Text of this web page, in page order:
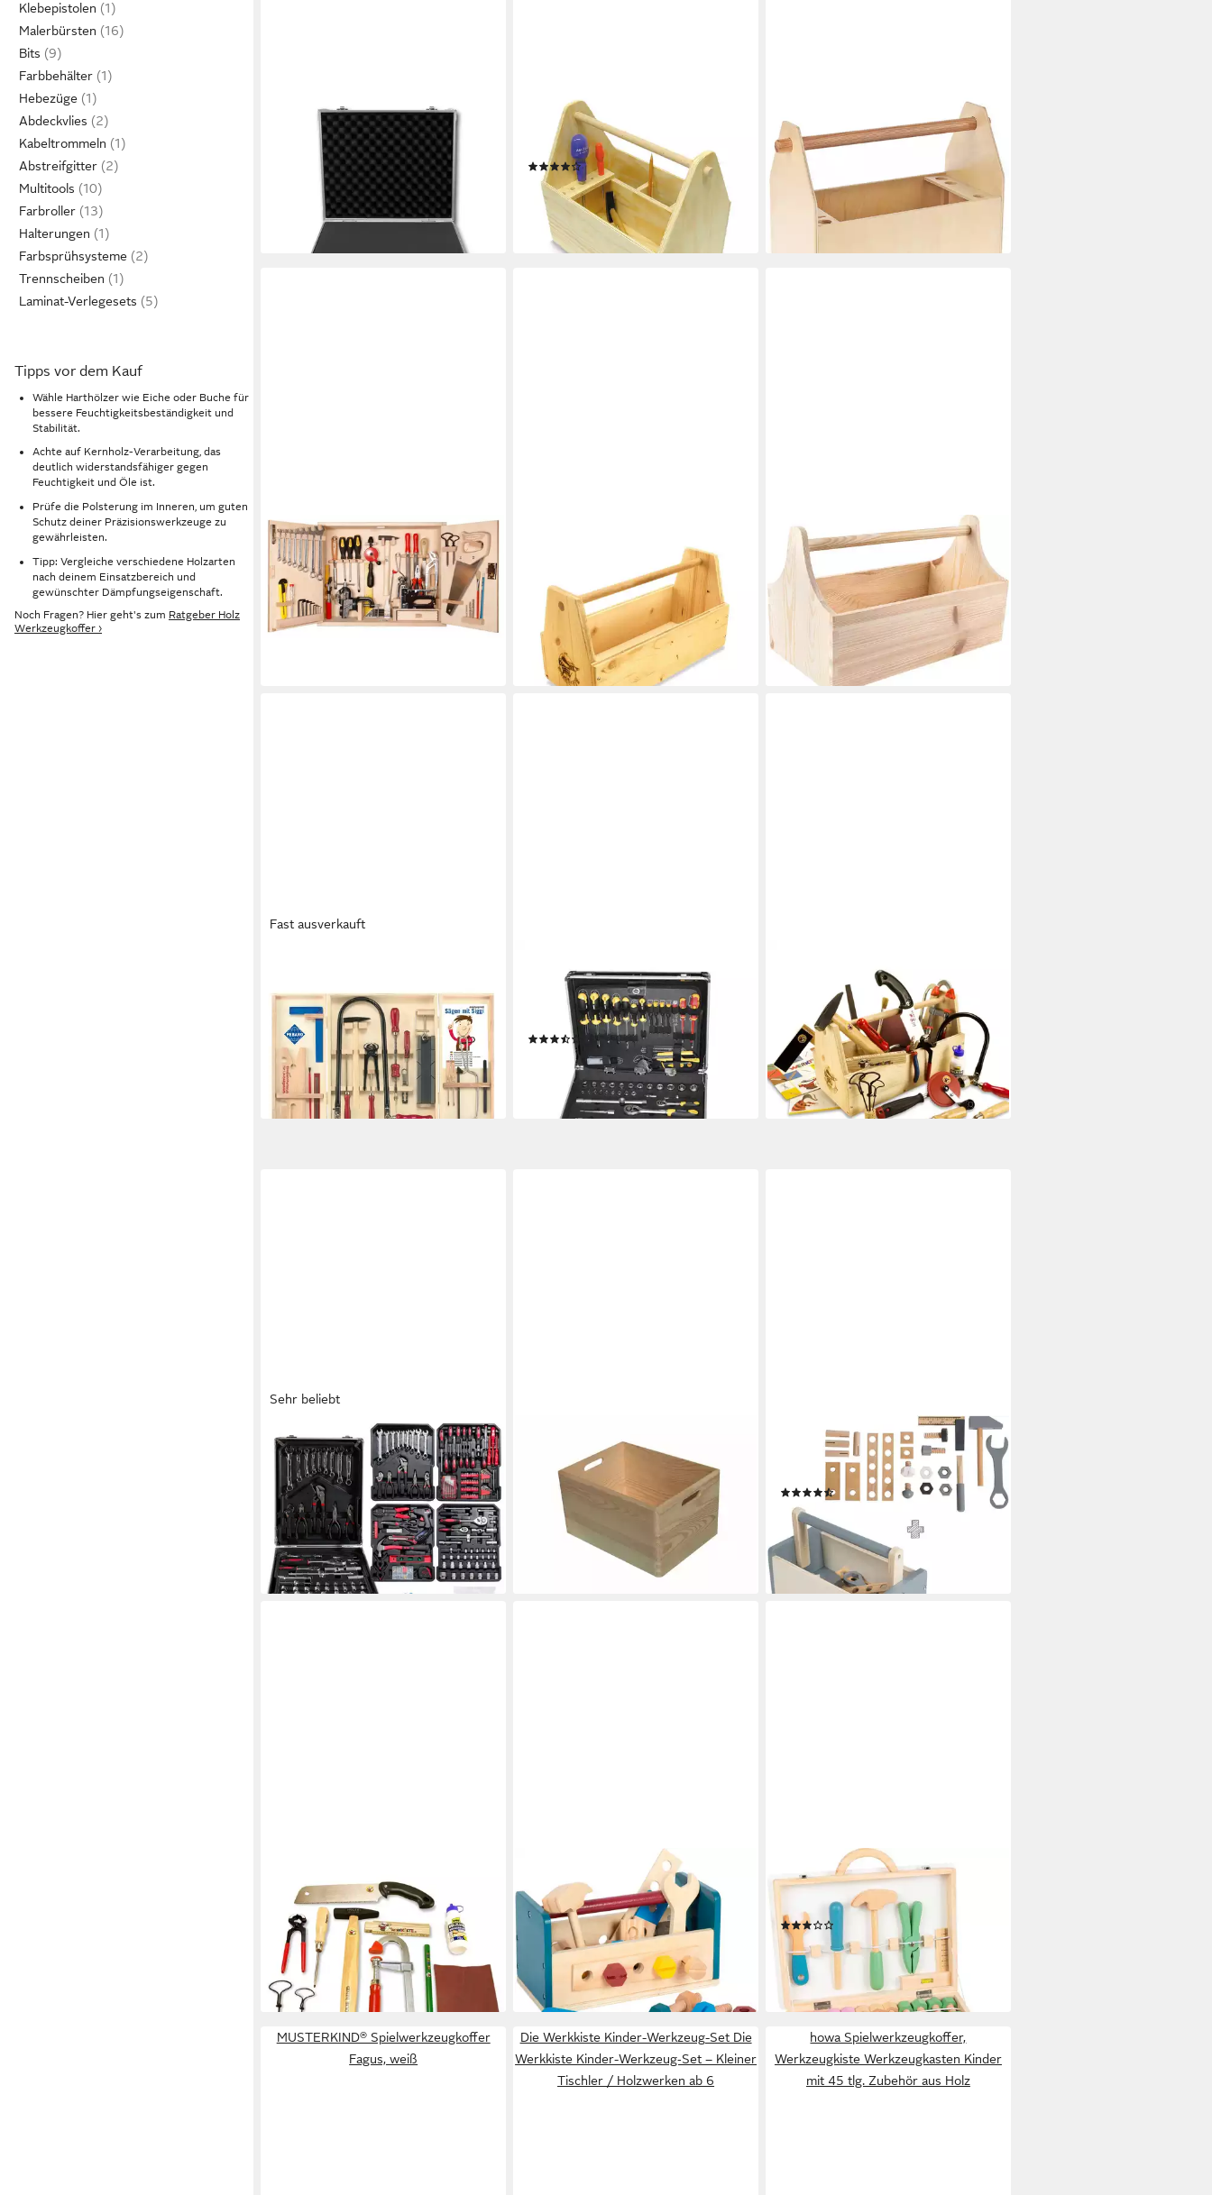
Klebepistolen
Malerbürsten
Bits
Farbbehälter
Hebezüge
Abdeckvlies
Kabeltrommeln
Abstreifgitter
Multitools
Farbroller
Halterungen
Farbsprühsysteme
Trennscheiben
Laminat-Verlegesets
Tipps vor dem Kauf
Wähle Harthölzer wie Eiche oder Buche für
bessere Feuchtigkeitsbeständigkeit und
Stabilität.
Achte auf Kernholz-Verarbeitung, das
deutlich widerstandsfähiger gegen
Feuchtigkeit und Öle ist.
Prüfe die Polsterung im Inneren, um guten
Schutz deiner Präzisionswerkzeuge zu
gewährleisten.
Tipp: Vergleiche verschiedene Holzarten
nach deinem Einsatzbereich und
gewünschter Dämpfungseigenschaft.
Noch Fragen? Hier geht's zum Ratgeber Holz
Werkzeugkoffer ›
SATISFIRE
Werkzeugkoffer ACC-2
Transportkoffer Schutzkoffer
Flightcase Würfelschaumstoff
108,99 €
lieferbar - in 2-3 Werktagen bei dir
MATCHES21 HOME & HOBBY
Werkzeugkiste Bausatz für Kinder
Holzbaukasten
(1)
22,99 €
lieferbar - in 4-5 Werktagen bei dir
Werkzeugkasten Holz Bausatz 10
Jahren Holzbaukasten
15,99 €
lieferbar - in 5-6 Werktagen bei dir
PEBARO
Werkzeugset Großer Profi-
Werkzeugschrank, 417
349,00 €
lieferbar - in 3-4 Werktagen bei dir
Werkzeugbox Die Werkkiste -
Werkdachs' Werkzeugkasten,
Kinderwerkzeugkasten
42,90 €
lieferbar - in 6-7 Werktagen bei dir
CREATIVE DECO
Werkzeugkoffer Werkzeugkasten
aus Holz 34 x 18 x 20,5 cm
Werkzeugkiste Toolbox
lieferbar - in 2-3 Werktagen bei dir
Fast ausverkauft
im Holzschrank Unser Klassiker mit
Stahlwerkzeugen, 402S
ab 62,45 €
UVP70,95 €
-12%
lieferbar - in 4-5 Werktagen bei dir
Werkzeugkoffer 130-tlg, robustes
Tool-Set (130 Teile), im
Aluminiumkoffer
(3)
49,99 € UVP 199,00 €
lieferbar - in 3-4 Werktagen bei dir
Kinder-Werkzeug-Set Die Werkkiste
- Das große Werkzeugset für Kinder
219,00 €
lieferbar - in 6-8 Werktagen bei dir
Sehr beliebt
AREBOS
Werkzeugkoffer Werkzeug-Set,
Werkzeugkasten 1200 Teile Chrom
Vanadium Stahl (Set)
(67)
89,90 € UVP149,90 €
-40%
lieferbar - in 2-3 Werktagen bei dir
Holzkiste 3 Stück Holzkisten
Werkzeugkiste Allzweckkiste Kiefer
massiv 40cm (3 St)
47,00 €
lieferbar - in 2-3 Werktagen bei dir
Spielwerkzeug Werkzeugkiste, (Set,
(7)
21,26 €
-39%
lieferbar - in 6-8 Werktagen bei dir
Werkzeugset Die Werkkiste - Kinder
Werkzeugset Werkzeugtasche-Set
139,90 €
lieferbar - in 6-7 Werktagen bei dir
Spielwerkzeugkoffer
Werkzeugkasten/Werkbank
Workshop, (33-tlg), aus Holz
ab 22,13 € UVP
-26%
lieferbar - in 3-4 Werktagen bei dir
SMALL FOOT
Spielwerkzeugkoffer
Werkzeugkoffer Nordic
ab 35,34 € UVP42,99 €
-18%
lieferbar - in 3-4 Werktagen bei dir
MUSTERKIND® Spielwerkzeugkoffer
Fagus, weiß
Die Werkkiste Kinder-Werkzeug-Set Die
Werkkiste Kinder-Werkzeug‑Set – Kleiner
Tischler / Holzwerken ab 6
howa Spielwerkzeugkoffer,
Werkzeugkiste Werkzeugkasten Kinder
mit 45 tlg. Zubehör aus Holz